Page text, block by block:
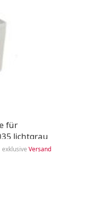
für
lichtgrau
exklusive Versand